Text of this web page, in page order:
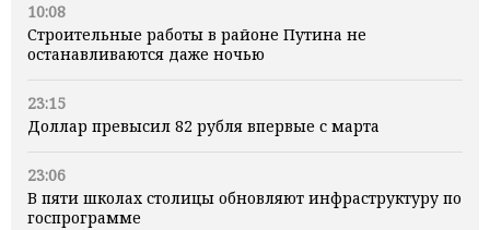
10:08
Строительные работы в районе Путина не
останавливаются даже ночью
23:15
Доллар превысил 82 рубля впервые с марта
23:06
В пяти школах столицы обновляют инфраструктуру по
госпрограмме